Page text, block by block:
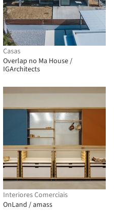
Casas
Overlap no Ma House /
IGArchitects
Interiores Comerciais
OnLand / amass